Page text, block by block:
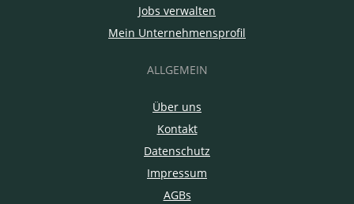
Jobs verwalten
Mein Unternehmensprofil
ALLGEMEIN
Über uns
Kontakt
Datenschutz
Impressum
AGBs